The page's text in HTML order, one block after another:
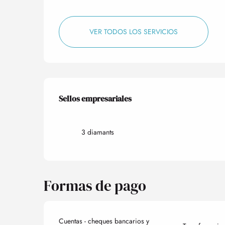
VER TODOS LOS SERVICIOS
Oferta de
Sellos empresariales
Sellos empresariales
3 diamants
Formas de pago
Cuentas - cheques bancarios y